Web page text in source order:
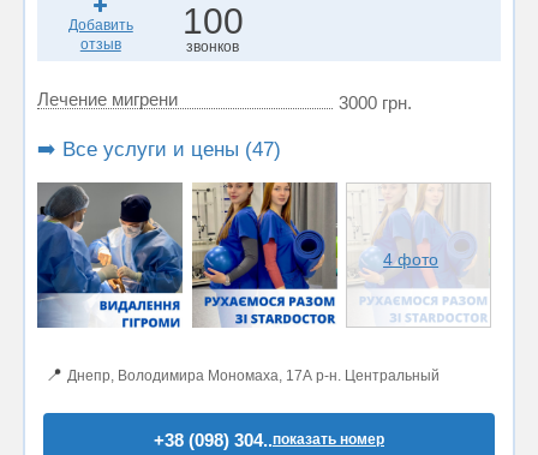
Добавить
отзыв
100
звонков
Лечение мигрени 3000 грн.
➡️ Все услуги и цены (47)
4 фото
📍 Днепр, Володимира Мономаха, 17А р-н. Центральный
+38 (098) 304..показать номер